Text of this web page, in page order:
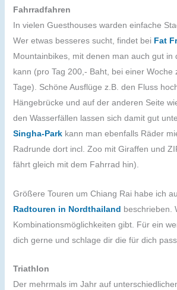
Fahrradfahren
In vielen Guesthouses warden einfache
Wer etwas besseres sucht, findet bei Fat
Mountainbikes, mit denen man auch gut in
kann (pro Tag 200,- Baht, bei einer Woche
Tage). Schöne Ausflüge z.B. den Fluss
Hängebrücke und auf der anderen Seite
den Wasserfällen lassen sich damit gut
Singha-Parkkann man ebenfalls Räder
Radrunde dort incl. Zoo mit Giraffen und
fährt gleich mit dem Fahrrad hin).
Größere Touren um Chiang Rai habe ich
Radtouren in Nordthailand beschrieben.
Kombinationsmöglichkeiten gibt. Für ein
dich gerne und schlage dir die für dich
Triathlon
Der mehrmals im Jahr auf